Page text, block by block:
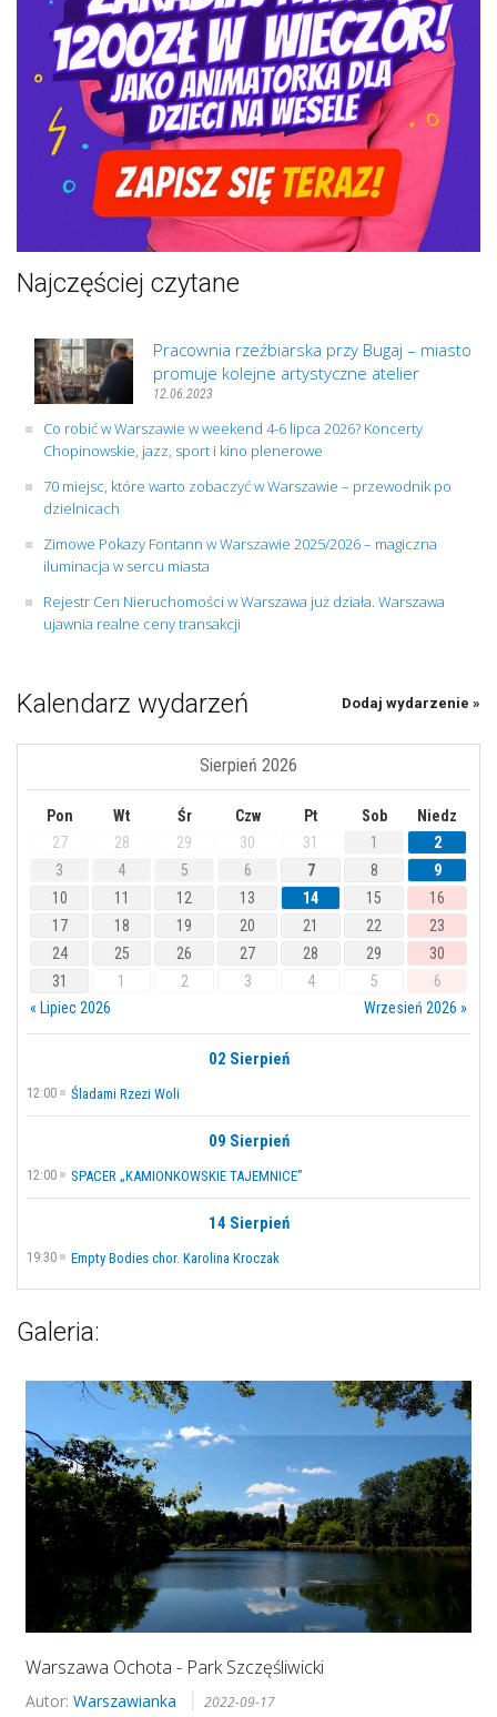
Najczęściej czytane
Pracownia rzeźbiarska przy Bugaj – miasto
promuje kolejne artystyczne atelier
12.06.2023
Co robić w Warszawie w weekend 4-6 lipca 2026? Koncerty
Chopinowskie, jazz, sport i kino plenerowe
70 miejsc, które warto zobaczyć w Warszawie – przewodnik po
dzielnicach
Zimowe Pokazy Fontann w Warszawie 2025/2026 – magiczna
iluminacja w sercu miasta
Rejestr Cen Nieruchomości w Warszawa już działa. Warszawa
ujawnia realne ceny transakcji
Kalendarz wydarzeń Dodaj wydarzenie »
Sierpień 2026
Pon Wt Śr Czw Pt Sob
Niedz
27
28 29 30 31 1
2
3
4 5 6 7 8
9
10
11 12 13 14 15
16
17
18 19 20 21 22
23
24
25 26 27 28 29
30
31
1 2 3 4 5
6
« Lipiec 2026
Wrzesień 2026 »
02 Sierpień
12:00 Śladami Rzezi Woli
09 Sierpień
12:00 SPACER „KAMIONKOWSKIE TAJEMNICE”
14 Sierpień
19:30 Empty Bodies chor. Karolina Kroczak
Galeria:
Warszawa Ochota - Park Szczęśliwicki
Autor: Warszawianka 2022-09-17